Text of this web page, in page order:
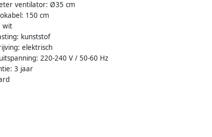
ventilator: Ø35 cm
150 cm
wit
kunststof
elektrisch
220-240 V / 50-60 Hz
3 jaar